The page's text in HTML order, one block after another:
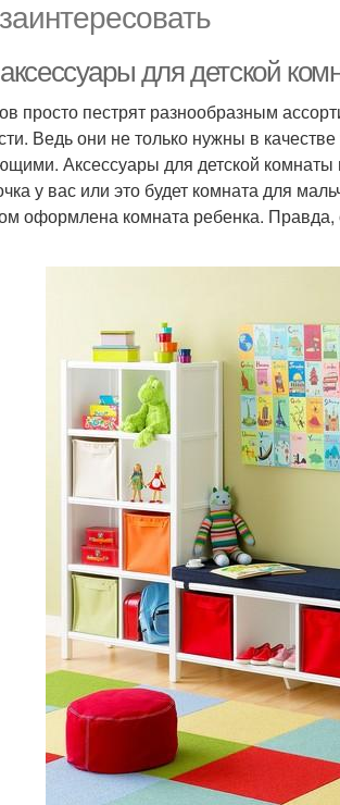
для детской
просто пестрят разнообразным
Ведь они не только нужны в
Аксессуары для детской
у вас или это будет комната для
оформлена комната ребенка.